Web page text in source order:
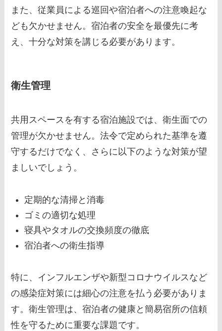
また、従業員による巡回や宿泊者への注意喚起な
ども欠かせません。宿泊者の安全を最優先に考
え、十分な対策を講じる必要があります。
衛生管理
共用スペースを有する宿泊施設では、衛生面での
管理が欠かせません。法令で定められた基準を遵
守するだけでなく、さらに以下のような対策が望
ましいでしょう。
定期的な清掃と消毒
ゴミの適切な処理
寝具やタオルの交換頻度の徹底
宿泊者への衛生指導
特に、インフルエンザや新型コロナウイルスなど
の感染症対策には細心の注意を払う必要がありま
す。衛生管理は、宿泊者の健康と簡易宿所の信頼
性を守るために重要な課題です。